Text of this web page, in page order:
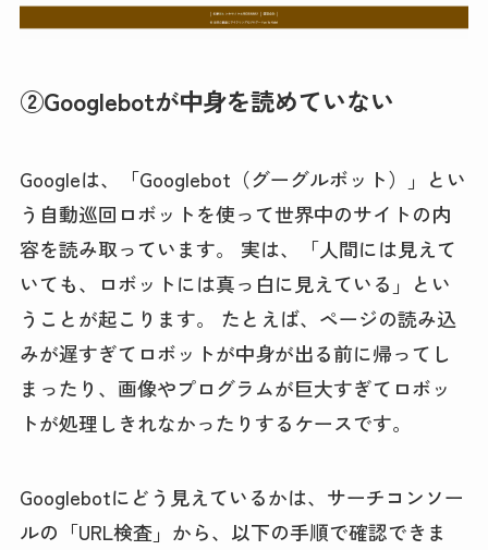
②Googlebotが中身を読めていない
Googleは、「Googlebot（グーグルボット）」とい
う自動巡回ロボットを使って世界中のサイトの内
容を読み取っています。 実は、「人間には見えて
いても、ロボットには真っ白に見えている」とい
うことが起こります。 たとえば、ページの読み込
みが遅すぎてロボットが中身が出る前に帰ってし
まったり、画像やプログラムが巨大すぎてロボッ
トが処理しきれなかったりするケースです。
Googlebotにどう見えているかは、サーチコンソー
ルの「URL検査」から、以下の手順で確認できま